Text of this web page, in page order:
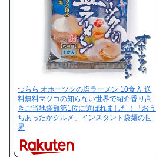
つらら オホーツクの塩ラーメン 10食入 送
料無料マツコの知らない世界で紹介香り高
きご当地袋麺第1位に選ばれました！「おう
ちあったかグルメ」インスタント袋麺の世
界